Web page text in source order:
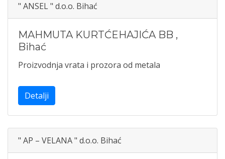
" ANSEL " d.o.o. Bihać
MAHMUTA KURTĆEHAJIĆA BB ,
Bihać
Proizvodnja vrata i prozora od metala
Detalji
" AP – VELANA " d.o.o. Bihać